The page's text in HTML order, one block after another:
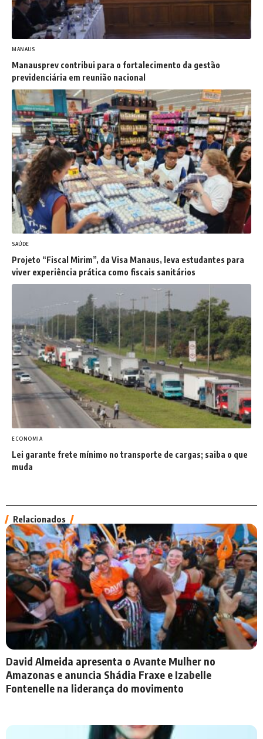
MANAUS
Manausprev contribui para o fortalecimento da gestão
previdenciária em reunião nacional
SAÚDE
Projeto “Fiscal Mirim”, da Visa Manaus, leva estudantes para
viver experiência prática como fiscais sanitários
ECONOMIA
Lei garante frete mínimo no transporte de cargas; saiba o que
muda
Relacionados
David Almeida apresenta o Avante Mulher no
Amazonas e anuncia Shádia Fraxe e Izabelle
Fontenelle na liderança do movimento